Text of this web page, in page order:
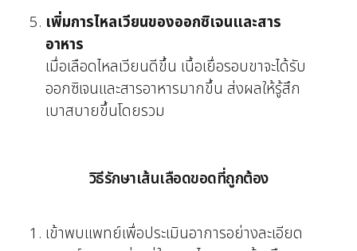
เพิ่มการไหลเวียนของออกซิเจนและสาร
อาหาร
เมื่อเลือดไหลเวียนดีขึ้น เนื้อเยื่อรอบขาจะได้รับ
ออกซิเจนและสารอาหารมากขึ้น ส่งผลให้รู้สึก
เบาสบายขึ้นโดยรวม
วิธีรักษาเส้นเลือดขอดที่ถูกต้อง
เข้าพบแพทย์เพื่อประเมินอาการอย่างละเอียด